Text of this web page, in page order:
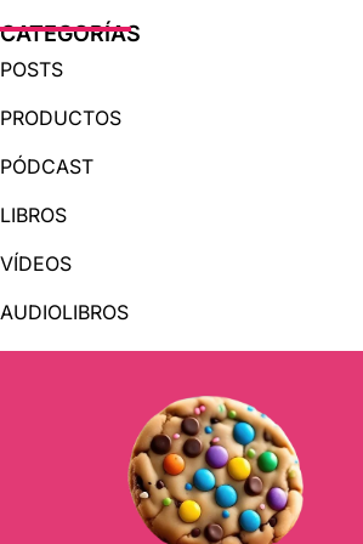
CATEGORÍAS
POSTS
PRODUCTOS
PÓDCAST
LIBROS
VÍDEOS
AUDIOLIBROS
OTRAS PÁGINAS
QUIÉNES SOMOS